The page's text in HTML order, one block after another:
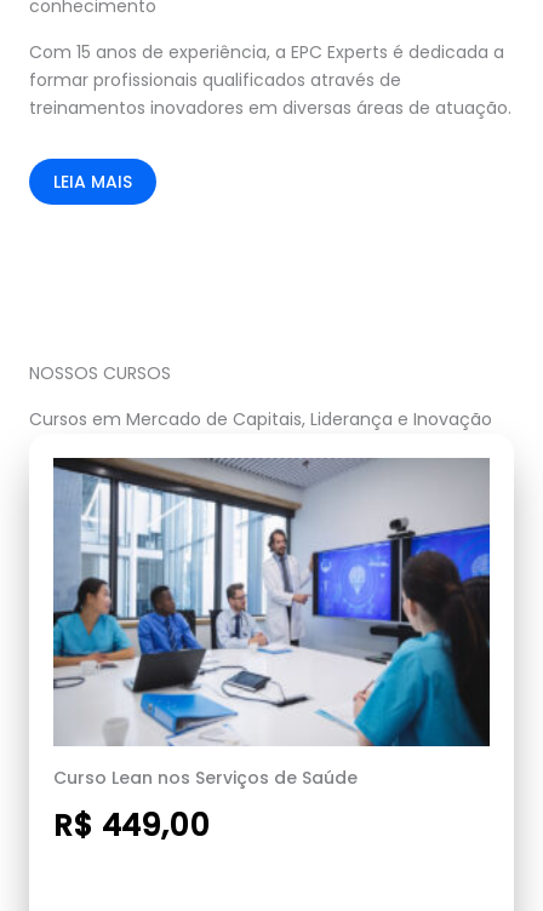
conhecimento
Com 15 anos de experiência, a EPC Experts é dedicada a
formar profissionais qualificados através de
treinamentos inovadores em diversas áreas de atuação.
LEIA MAIS
NOSSOS CURSOS
Cursos em Mercado de Capitais, Liderança e Inovação
Curso Lean nos Serviços de Saúde
R$ 449,00